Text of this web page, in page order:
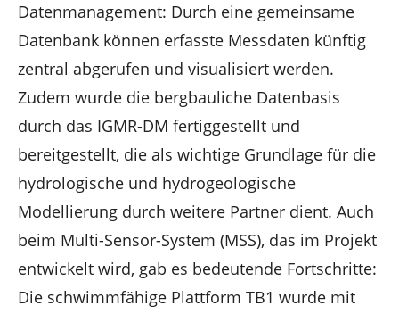
Datenmanagement: Durch eine gemeinsame
Datenbank können erfasste Messdaten künftig
zentral abgerufen und visualisiert werden.
Zudem wurde die bergbauliche Datenbasis
durch das IGMR-DM fertiggestellt und
bereitgestellt, die als wichtige Grundlage für die
hydrologische und hydrogeologische
Modellierung durch weitere Partner dient. Auch
beim Multi-Sensor-System (MSS), das im Projekt
entwickelt wird, gab es bedeutende Fortschritte:
Die schwimmfähige Plattform TB1 wurde mit